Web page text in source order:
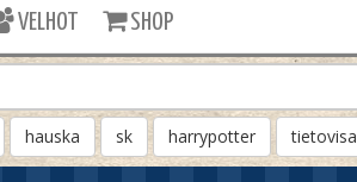
VELHOT SHOP
hauska sk harrypotter tietovisa